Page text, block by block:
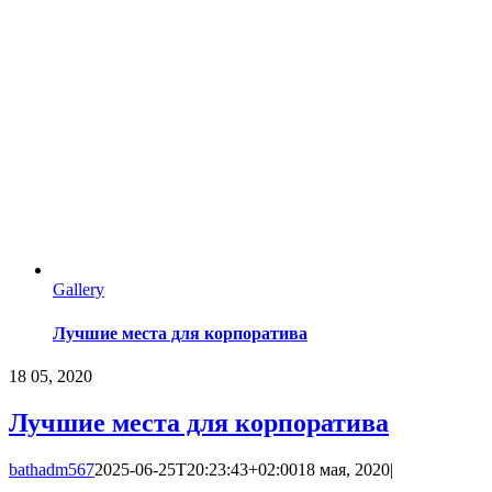
Gallery
Лучшие места для корпоратива
18 05, 2020
Лучшие места для корпоратива
bathadm5672025-06-25T20:23:43+02:0018 мая, 2020|